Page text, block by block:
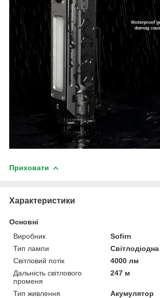
Приховати
Характеристики
Основні
Виробник
Sofirn
Тип лампи
Світлодіодна
Світловий потік
4000 лм
Дальність світлового
променя
247 м
Тип живлення
Акумулятор